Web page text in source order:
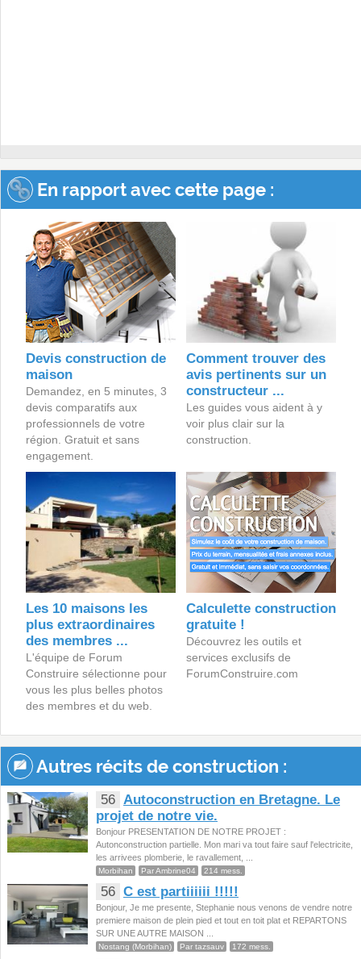
En rapport avec cette page :
Devis construction de
maison
Demandez, en 5 minutes, 3
devis comparatifs aux
professionnels de votre
région. Gratuit et sans
engagement.
Comment trouver des
avis pertinents sur un
constructeur ...
Les guides vous aident à y
voir plus clair sur la
construction.
Les 10 maisons les
plus extraordinaires
des membres ...
L'équipe de Forum
Construire sélectionne pour
vous les plus belles photos
des membres et du web.
Calculette construction
gratuite !
Découvrez les outils et
services exclusifs de
ForumConstruire.com
Autres récits de construction :
56 Autoconstruction en Bretagne. Le
projet de notre vie.
Bonjour PRESENTATION DE NOTRE PROJET :
Autonconstruction partielle. Mon mari va tout faire sauf l'electricite,
les arrivees plomberie, le ravallement, ...
Morbihan Par Ambrine04 214 mess.
56 C est partiiiiii !!!!!
Bonjour, Je me presente, Stephanie nous venons de vendre notre
premiere maison de plein pied et tout en toit plat et REPARTONS
SUR UNE AUTRE MAISON ...
Nostang (Morbihan) Par tazsauv 172 mess.